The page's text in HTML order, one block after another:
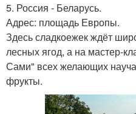
5. Россия - Беларусь.
Адрес: площадь Европы.
Здесь сладкоежек ждёт
лесных ягод, а на мастер-
Сами" всех желающих
фрукты.